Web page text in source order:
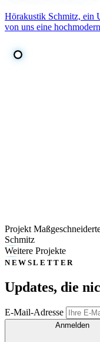
Hörakustik Schmitz, ein
von uns eine
Projekt
Schmitz
Weitere Projekte
NEWSLETTER
Updates, die
E-Mail-Adresse
Anmelden